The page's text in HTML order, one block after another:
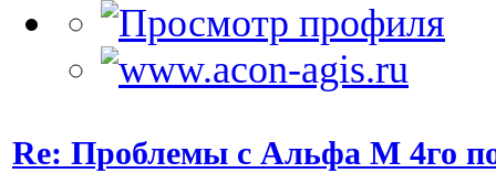
Re: Проблемы с Альфа М 4го